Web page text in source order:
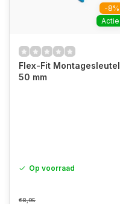
-8%
Actie
Flex-Fit Montagesleutel
50 mm
Op voorraad
€8,95